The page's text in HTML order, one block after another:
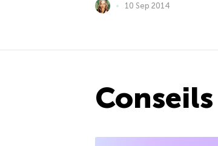
10 Sep 2014
Conseils